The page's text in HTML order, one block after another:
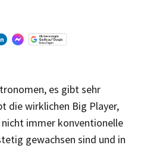
es gibt sehr
die wirklichen Big Player,
immer konventionelle
gewachsen sind und in